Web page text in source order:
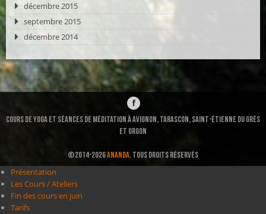
décembre 2015
septembre 2015
décembre 2014
Cours de Yoga et séances de méditation à Avignon, Tarascon, Saint-ÉTIENNE DU GRÈS
et ORGON
©2014-2026ANANDA. TOUS DROITS RÉSERVÉS
Présentation
Les Cours / Ateliers
Fin des cours en juin
Tarifs